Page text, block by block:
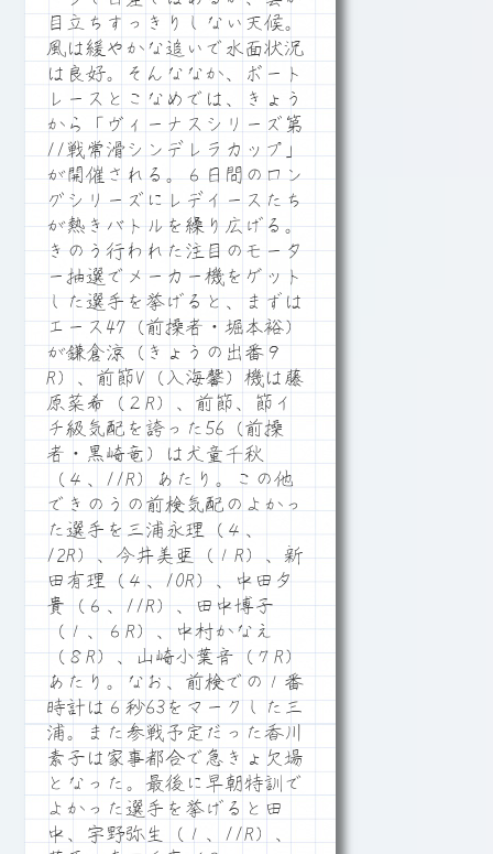
目立ちすっきりしない天候。
風は緩やかな追いで水面状況
は良好。そんななか、ボート
レースとこなめでは、きょう
から「ヴィーナスシリーズ第
11戦常滑シンデレラカップ」
が開催される。６日間のロン
グシリーズにレデイースたち
が熱きバトルを繰り広げる。
きのう行われた注目のモータ
ー抽選でメーカー機をゲット
した選手を挙げると、まずは
エース47（前操者・堀本裕）
が鎌倉涼（きょうの出番９
R）、前節V（入海馨）機は藤
原菜希（２R）、前節、節イ
チ級気配を誇った56（前操
者・黒崎竜）は犬童千秋
（４、11R）あたり。この他
できのうの前検気配のよかっ
た選手を三浦永理（４、
12R）、今井美亜（１R）、新
田有理（４、10R）、中田夕
貴（６、11R）、田中博子
（１、６R）、中村かなえ
（８R）、山崎小葉音（７R）
あたり。なお、前検での１番
時計は６秒63をマークした三
浦。また参戦予定だった香川
素子は家事都合で急きょ欠場
となった。最後に早朝特訓で
よかった選手を挙げると田
中、宇野弥生（１、11R）、